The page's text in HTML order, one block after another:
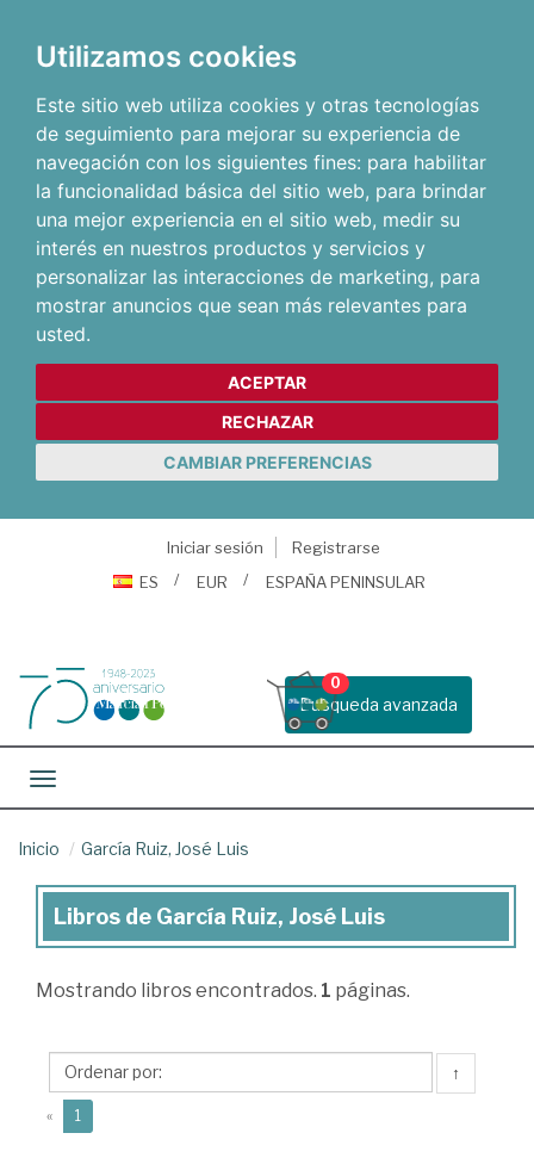
Utilizamos cookies
Este sitio web utiliza cookies y otras tecnologías
de seguimiento para mejorar su experiencia de
navegación con los siguientes fines: para habilitar
la funcionalidad básica del sitio web, para brindar
una mejor experiencia en el sitio web, medir su
interés en nuestros productos y servicios y
personalizar las interacciones de marketing, para
mostrar anuncios que sean más relevantes para
usted.
ACEPTAR
RECHAZAR
CAMBIAR PREFERENCIAS
Iniciar sesión
Registrarse
ES
EUR ESPAÑA PENINSULAR
Busqueda avanzada
0
Toggle navigation
Inicio García Ruiz, José Luis
Libros
García
José
Luis
Libros de García Ruiz, José Luis
Mostrando libros encontrados. 1 páginas.
↑
« 1